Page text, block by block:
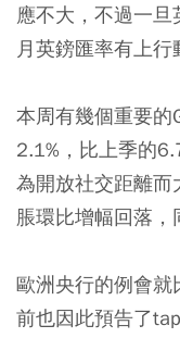
應不大，不過一
月英鎊匯率有上行
本周有幾個重要的
2.1%，比上季的
為開放社交距離而
脹環比增幅回落，
歐洲央行的例會就
前也因此預告了